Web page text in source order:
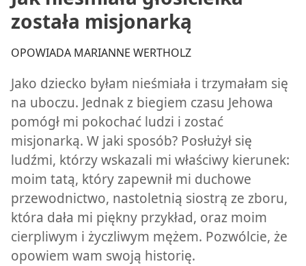
została misjonarką
OPOWIADA MARIANNE WERTHOLZ
Jako dziecko byłam nieśmiała i trzymałam się
na uboczu. Jednak z biegiem czasu Jehowa
pomógł mi pokochać ludzi i zostać
misjonarką. W jaki sposób? Posłużył się
ludźmi, którzy wskazali mi właściwy kierunek:
moim tatą, który zapewnił mi duchowe
przewodnictwo, nastoletnią siostrą ze zboru,
która dała mi piękny przykład, oraz moim
cierpliwym i życzliwym mężem. Pozwólcie, że
opowiem wam swoją historię.